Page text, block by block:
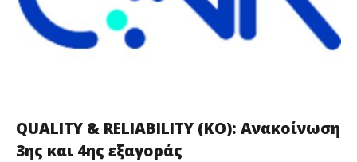
QUALITY & RELIABILITY (ΚΟ): Ανακοίνωση
3ης και 4ης εξαγοράς